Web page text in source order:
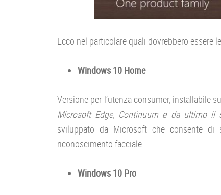
Ecco nel particolare quali dovrebbero essere
Windows 10 Home
Versione per l’utenza consumer, installabile su
Microsoft Edge, Continuum e da ultimo il
sviluppato da Microsoft che consente
riconoscimento facciale.
Windows 10 Pro